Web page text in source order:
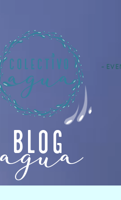
~
blog
agua